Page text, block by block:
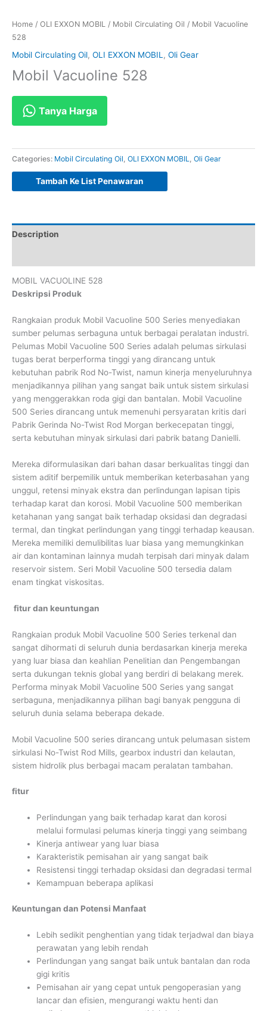
Home / OLI EXXON MOBIL / Mobil Circulating Oil / Mobil Vacuoline
528
Mobil Circulating Oil, OLI EXXON MOBIL , Oli Gear
Mobil Vacuoline 528
Tanya Harga
Categories: Mobil Circulating Oil OLI EXXON MOBIL Oli Gear
Tambah Ke List Penawaran
Description
MOBIL VACUOLINE 528
Deskripsi Produk
Rangkaian produk Mobil Vacuoline 500 Series menyediakan
sumber pelumas serbaguna untuk berbagai peralatan industri.
Pelumas Mobil Vacuoline 500 Series adalah pelumas sirkulasi
tugas berat berperforma tinggi yang dirancang untuk
kebutuhan pabrik Rod No-Twist, namun kinerja menyeluruhnya
menjadikannya pilihan yang sangat baik untuk sistem sirkulasi
yang menggerakkan roda gigi dan bantalan. Mobil Vacuoline
500 Series dirancang untuk memenuhi persyaratan kritis dari
Pabrik Gerinda No-Twist Rod Morgan berkecepatan tinggi,
serta kebutuhan minyak sirkulasi dari pabrik batang Danielli.
Mereka diformulasikan dari bahan dasar berkualitas tinggi dan
sistem aditif berpemilik untuk memberikan keterbasahan yang
unggul, retensi minyak ekstra dan perlindungan lapisan tipis
terhadap karat dan korosi. Mobil Vacuoline 500 memberikan
ketahanan yang sangat baik terhadap oksidasi dan degradasi
termal, dan tingkat perlindungan yang tinggi terhadap keausan.
Mereka memiliki demulibilitas luar biasa yang memungkinkan
air dan kontaminan lainnya mudah terpisah dari minyak dalam
reservoir sistem. Seri Mobil Vacuoline 500 tersedia dalam
enam tingkat viskositas.
fitur dan keuntungan
Rangkaian produk Mobil Vacuoline 500 Series terkenal dan
sangat dihormati di seluruh dunia berdasarkan kinerja mereka
yang luar biasa dan keahlian Penelitian dan Pengembangan
serta dukungan teknis global yang berdiri di belakang merek.
Performa minyak Mobil Vacuoline 500 Series yang sangat
serbaguna, menjadikannya pilihan bagi banyak pengguna di
seluruh dunia selama beberapa dekade.
Mobil Vacuoline 500 series dirancang untuk pelumasan sistem
sirkulasi No-Twist Rod Mills, gearbox industri dan kelautan,
sistem hidrolik plus berbagai macam peralatan tambahan.
fitur
Perlindungan yang baik terhadap karat dan korosi
melalui formulasi pelumas kinerja tinggi yang seimbang
Kinerja antiwear yang luar biasa
Karakteristik pemisahan air yang sangat baik
Resistensi tinggi terhadap oksidasi dan degradasi termal
Kemampuan beberapa aplikasi
Keuntungan dan Potensi Manfaat
Lebih sedikit penghentian yang tidak terjadwal dan biaya
perawatan yang lebih rendah
Perlindungan yang sangat baik untuk bantalan dan roda
gigi kritis
Pemisahan air yang cepat untuk pengoperasian yang
lancar dan efisien, mengurangi waktu henti dan